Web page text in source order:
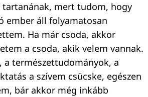
tartanának, mert tudom, hogy
ember áll folyamatosan
Ha már csoda, akkor
a csoda, akik velem vannak.
a természettudományok, a
a szívem csücske, egészen
bár akkor még inkább